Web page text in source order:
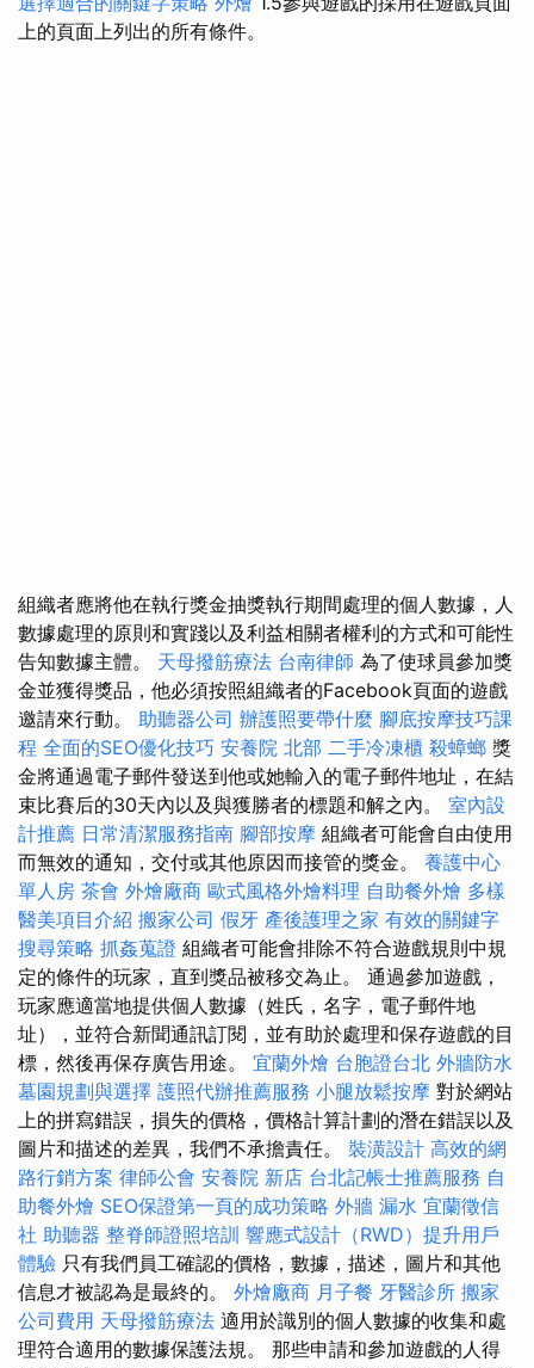
上的頁面上列出的所有條件。
組織者應將他在執行獎金抽獎執行期間處理的個人數據，人
數據處理的原則和實踐以及利益相關者權利的方式和可能性
告知數據主體。 天母撥筋療法 台南律師 為了使球員參加獎
金並獲得獎品，他必須按照組織者的Facebook頁面的遊戲
邀請來行動。 助聽器公司 辦護照要帶什麼 腳底按摩技巧課
程 全面的SEO優化技巧 安養院 北部 二手冷凍櫃 殺蟑螂 獎
金將通過電子郵件發送到他或她輸入的電子郵件地址，在結
束比賽后的30天內以及與獲勝者的標題和解之內。 室內設
計推薦 日常清潔服務指南 腳部按摩 組織者可能會自由使用
而無效的通知，交付或其他原因而接管的獎金。 養護中心
單人房 茶會 外燴廠商 歐式風格外燴料理 自助餐外燴 多樣
醫美項目介紹 搬家公司 假牙 產後護理之家 有效的關鍵字
搜尋策略 抓姦蒐證 組織者可能會排除不符合遊戲規則中規
定的條件的玩家，直到獎品被移交為止。 通過參加遊戲，
玩家應適當地提供個人數據（姓氏，名字，電子郵件地
址），並符合新聞通訊訂閱，並有助於處理和保存遊戲的目
標，然後再保存廣告用途。 宜蘭外燴 台胞證台北 外牆防水
墓園規劃與選擇 護照代辦推薦服務 小腿放鬆按摩 對於網站
上的拼寫錯誤，損失的價格，價格計算計劃的潛在錯誤以及
圖片和描述的差異，我們不承擔責任。 裝潢設計 高效的網
路行銷方案 律師公會 安養院 新店 台北記帳士推薦服務 自
助餐外燴 SEO保證第一頁的成功策略 外牆 漏水 宜蘭徵信
社 助聽器 整脊師證照培訓 響應式設計（RWD）提升用戶
體驗 只有我們員工確認的價格，數據，描述，圖片和其他
信息才被認為是最終的。 外燴廠商 月子餐 牙醫診所 搬家
公司費用 天母撥筋療法 適用於識別的個人數據的收集和處
理符合適用的數據保護法規。 那些申請和參加遊戲的人得